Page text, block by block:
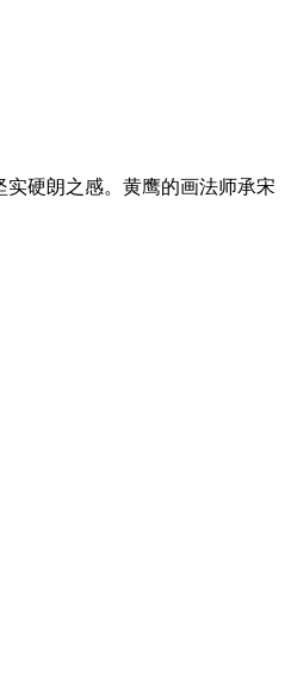
硬朗之感。黄鹰的画法师承宋